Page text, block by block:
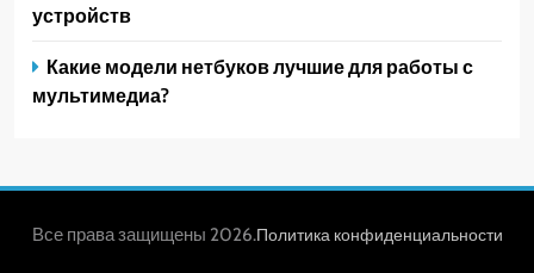
устройств
Какие модели нетбуков лучшие для работы с
мультимедиа?
Все права защищены 2026.Политика конфиденциальности